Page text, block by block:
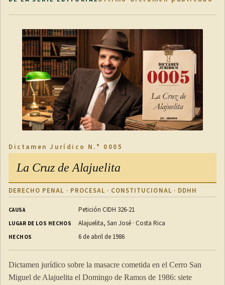
Dictamen Jurídico N.° 0005
La Cruz de Alajuelita
DERECHO PENAL · PROCESAL · CONSTITUCIONAL · DDHH
CAUSA Petición CIDH 326-21
LUGAR DE LOS HECHOS Alajuelita, San José · Costa Rica
HECHOS 6 de abril de 1986
Dictamen jurídico sobre la masacre cometida en el Cerro San
Miguel de Alajuelita el Domingo de Ramos de 1986: siete